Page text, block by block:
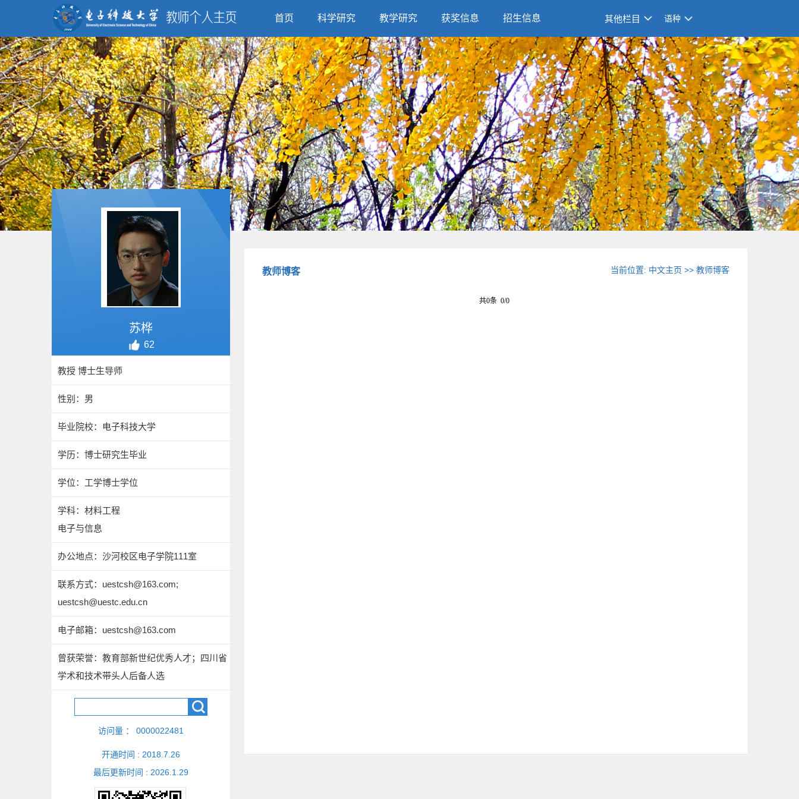
首页 科学研究 教学研究 获奖信息 招生信息 其他栏目 语种
苏桦
62
教授 博士生导师
性别：男
毕业院校：电子科技大学
学历：博士研究生毕业
学位：工学博士学位
学科：材料工程
电子与信息
办公地点：沙河校区电子学院111室
联系方式： uestcsh@163.com;
uestcsh@uestc.edu.cn
电子邮箱： uestcsh@163.com
曾获荣誉：教育部新世纪优秀人才；四川省
学术和技术带头人后备人选
访问量 ： 0000022481
开通时间 : 2018 7 26
最后更新时间 : 2026 1 29
教师博客 当前位置: 中文主页 >>教师博客
共0条 0/0